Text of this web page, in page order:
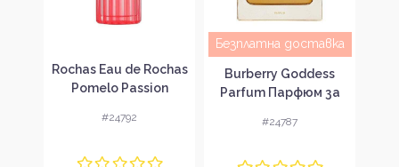
Rochas Eau de Rochas
Pomelo Passion
жени без опаковка
#24792
Безплатна доставка
Burberry Goddess
Parfum Парфюм за
#24787